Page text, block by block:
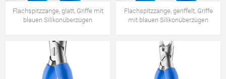
Flachspitzzange, glatt, Griffe mit
blauen Silikonüberzügen
Flachspitzzange, geriffelt, Griffe
mit blauen Silikonüberzügen